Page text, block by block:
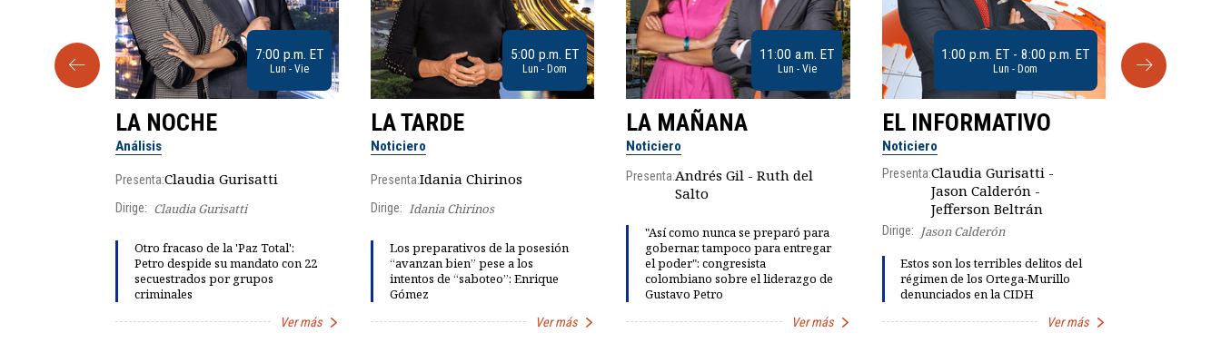
9:30 a.m. ET 7:00 p.m. ET
Lun - Vie
LA NOCHE
Análisis
Presenta:Claudia Gurisatti
Dirige: Claudia Gurisatti
Otro fracaso de la 'Paz Total':
Petro despide su mandato con 22
secuestrados por grupos
criminales
Ver más
5:00 p.m. ET
Lun - Dom
LA TARDE
Noticiero
Presenta:Idania Chirinos
Dirige: Idania Chirinos
Los preparativos de la posesión
“avanzan bien” pese a los
intentos de “saboteo”: Enrique
Gómez
Ver más
11:00 a.m. ET
Lun - Vie
LA MAÑANA
Noticiero
Presenta:Andrés Gil - Ruth del
Salto
"Así como nunca se preparó para
gobernar, tampoco para entregar
el poder": congresista
colombiano sobre el liderazgo de
Gustavo Petro
Ver más
1:00 p.m. ET - 8:00 p.m. ET
Lun - Dom
EL INFORMATIVO
Noticiero
Presenta:Claudia Gurisatti -
Jason Calderón -
Jefferson Beltrán
Dirige:
Jason Calderón
Estos son los terribles delitos del
régimen de los Ortega-Murillo
denunciados en la CIDH
Ver más